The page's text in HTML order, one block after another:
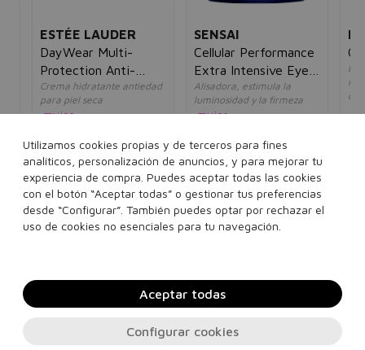
ESTÉE LAUDER
DayWear Multi-
Protection Anti-
Oxidant Creme
SPF15 Piel Seca
Crema hidratante antiedad
para piel seca
mujer
50 ml
Añadir a la cesta
SENSAI
Cellular Performance
Extra Intensive Eye
Cream
Alisadora, estimula la
luminosidad y la firmeza
mujer
15 ml
Añadir a la cesta
de
Utilizamos cookies propias y de terceros para fines
analíticos, personalización de anuncios, y para mejorar tu
experiencia de compra. Puedes aceptar todas las cookies
con el botón “Aceptar todas” o gestionar tus preferencias
desde “Configurar”. También puedes optar por rechazar el
uso de cookies no esenciales para tu navegación.
Configurar cookies
Aceptar todas